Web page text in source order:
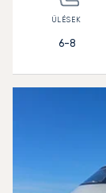
6-8